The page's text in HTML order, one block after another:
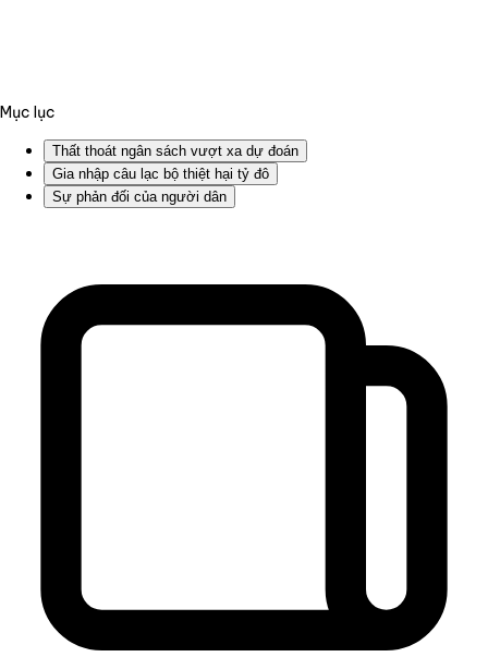
Mục lục
Thất thoát ngân sách vượt xa dự đoán
Gia nhập câu lạc bộ thiệt hại tỷ đô
Sự phản đối của người dân